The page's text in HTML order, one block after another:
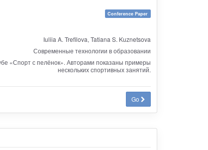
Conference Paper
Iuliia A. Trefilova, Tatiana S. Kuznetsova
Современные технологии в образовании
«Спорт с пелёнок». Авторами показаны примеры
нескольких спортивных занятий.
Go